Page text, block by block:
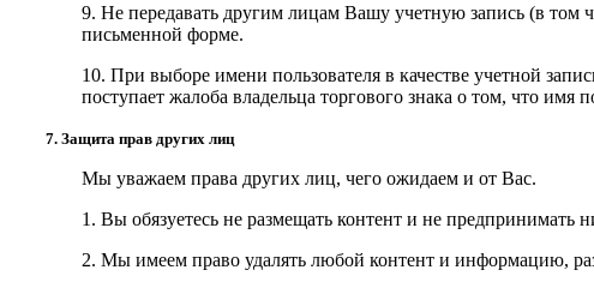
9. Не передавать другим лицам Вашу учетную запись (в том
письменной форме.
10. При выборе имени пользователя в качестве учетной
поступает жалоба владельца торгового знака о том, что
7. Защита прав других лиц
Мы уважаем права других лиц, чего ожидаем и от Вас.
1. Вы обязуетесь не размещать контент и не
2. Мы имеем право удалять любой контент и информацию,